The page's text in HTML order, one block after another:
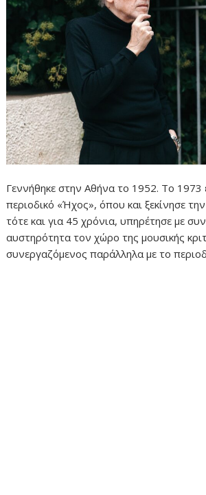
Γεννήθηκε στην Αθήνα το 1952. Το 1973
περιοδικό «Ήχος», όπου και ξεκίνησε
τότε και για 45 χρόνια, υπηρέτησε με
αυστηρότητα τον χώρο της μουσικής
συνεργαζόμενος παράλληλα με το